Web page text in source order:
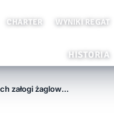
CHARTER WYNIKI REGAT
HISTORIA
Słyszeliście o… tragicznych losach załogi żaglowca „Essex”?